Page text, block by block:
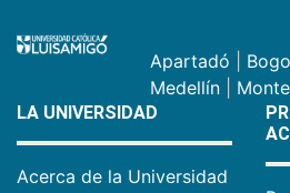
Apartadó
Medellín
LA UNIVERSIDAD
Acerca de la Universidad